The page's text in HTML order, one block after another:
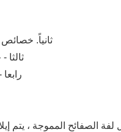
ثانياً.
ثالثا
الصفائح المموجة ، يتم